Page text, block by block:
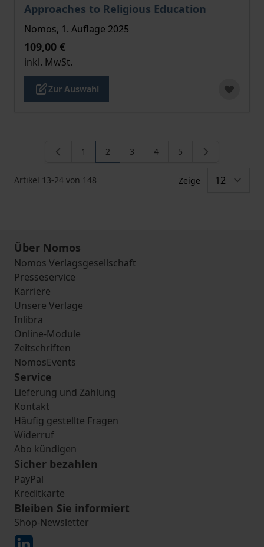
Approaches to Religious Education
Nomos, 1. Auflage 2025
109,00 €
inkl. MwSt.
Zur Auswahl
Artikel 13-24 von 148
Seite
1 Sie lesen gerade die Seite
2 Seite
3 Seite
4 Seite
5
Zeige
Über Nomos
Nomos Verlagsgesellschaft
Presseservice
Karriere
Unsere Verlage
Inlibra
Online-Module
Zeitschriften
NomosEvents
Service
Lieferung und Zahlung
Kontakt
Häufig gestellte Fragen
Widerruf
Abo kündigen
Sicher bezahlen
PayPal
Kreditkarte
Bleiben Sie informiert
Shop-Newsletter